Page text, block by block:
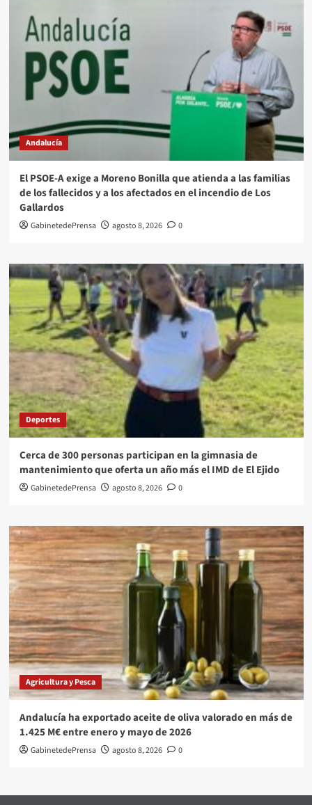
Andalucía
El PSOE-A exige a Moreno Bonilla que atienda a las familias
de los fallecidos y a los afectados en el incendio de Los
Gallardos
GabinetedePrensa agosto 8, 2026 0
Deportes
Cerca de 300 personas participan en la gimnasia de
mantenimiento que oferta un año más el IMD de El Ejido
GabinetedePrensa agosto 8, 2026 0
Agricultura y Pesca
Andalucía ha exportado aceite de oliva valorado en más de
1.425 M€ entre enero y mayo de 2026
GabinetedePrensa agosto 8, 2026 0